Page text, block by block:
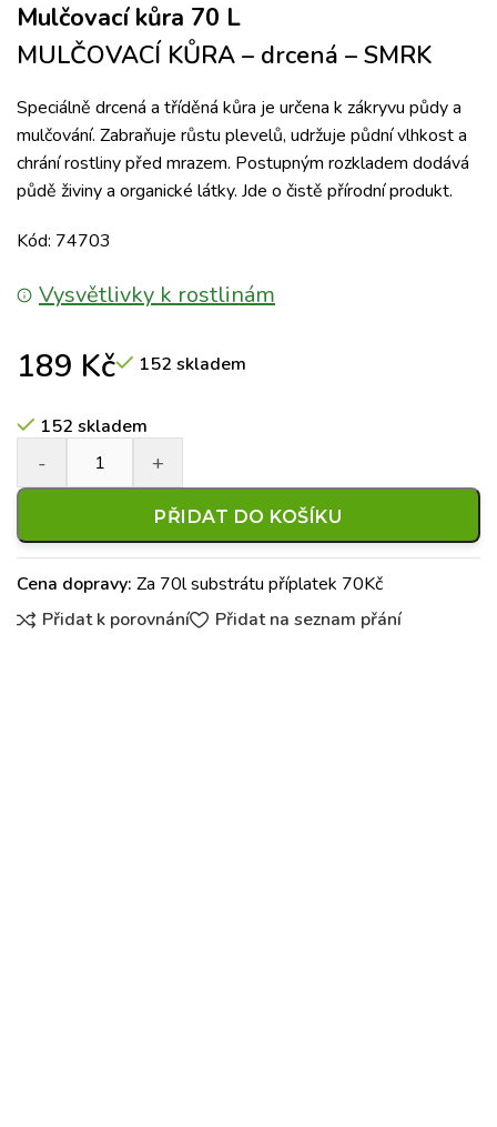
Mulčovací kůra 70 L
MULČOVACÍ KŮRA – drcená – SMRK
Speciálně drcená a tříděná kůra je určena k zákryvu půdy a
mulčování. Zabraňuje růstu plevelů, udržuje půdní vlhkost a
chrání rostliny před mrazem. Postupným rozkladem dodává
půdě živiny a organické látky. Jde o čistě přírodní produkt.
Kód: 74703
Vysvětlivky k rostlinám
189 Kč 152 skladem
152 skladem
PŘIDAT DO KOŠÍKU
Cena dopravy: Za 70l substrátu příplatek 70Kč
Přidat k porovnání
Přidat na seznam přání